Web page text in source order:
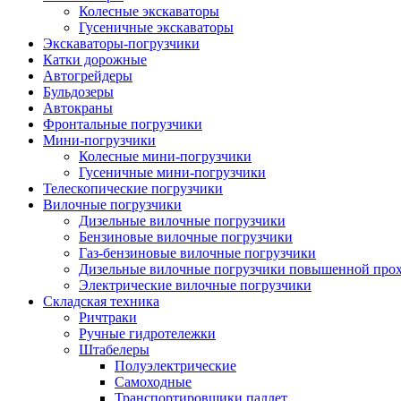
Колесные экскаваторы
Гусеничные экскаваторы
Экскаваторы-погрузчики
Катки дорожные
Автогрейдеры
Бульдозеры
Автокраны
Фронтальные погрузчики
Мини-погрузчики
Колесные мини-погрузчики
Гусеничные мини-погрузчики
Телескопические погрузчики
Вилочные погрузчики
Дизельные вилочные погрузчики
Бензиновые вилочные погрузчики
Газ-бензиновые вилочные погрузчики
Дизельные вилочные погрузчики повышенной
Электрические вилочные погрузчики
Складская техника
Ричтраки
Ручные гидротележки
Штабелеры
Полуэлектрические
Самоходные
Транспортировщики паллет